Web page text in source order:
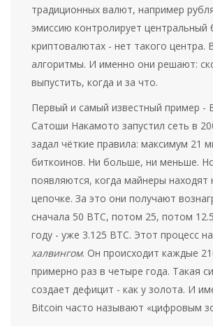
традиционных валют, например
эмиссию контролирует центральный
криптовалютах - нет такого центра.
алгоритмы. И именно они решают:
выпустить, когда и за что.
Первый и самый известный пример -
Сатоши Накамото запустил сеть в
задал чёткие правила: максимум 21
биткоинов. Ни больше, ни меньше.
появляются, когда майнеры находят
цепочке. За это они получают
сначала 50 BTC, потом 25, потом
году - уже 3.125 BTC. Этот процесс
халвингом. Он происходит каждые
примерно раз в четыре года. Такая
создает дефицит - как у золота. И
Bitcoin часто называют «цифровым